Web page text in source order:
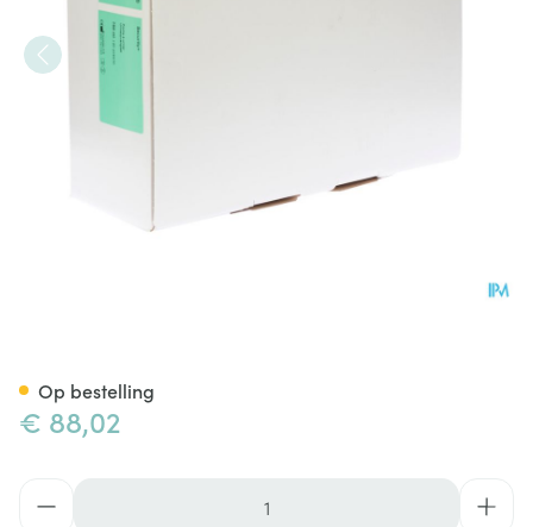
€ 88,02
Op bestelling